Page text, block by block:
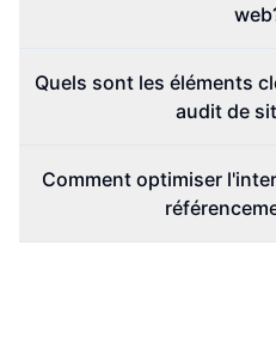
Quels sont les éléments
audit de
Comment optimiser